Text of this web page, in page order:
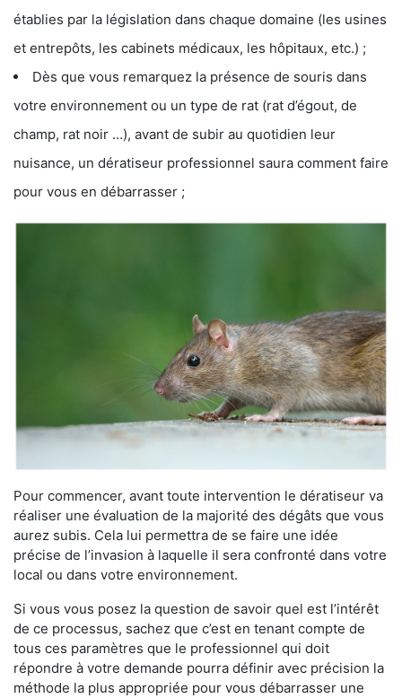
établies par la législation dans chaque domaine (les usines
et entrepôts, les cabinets médicaux, les hôpitaux, etc.) ;
Dès que vous remarquez la présence de souris dans
votre environnement ou un type de rat (rat d’égout, de
champ, rat noir …), avant de subir au quotidien leur
nuisance, un dératiseur professionnel saura comment faire
pour vous en débarrasser ;
Pour commencer, avant toute intervention le dératiseur va
réaliser une évaluation de la majorité des dégâts que vous
aurez subis. Cela lui permettra de se faire une idée
précise de l’invasion à laquelle il sera confronté dans votre
local ou dans votre environnement.
Si vous vous posez la question de savoir quel est l’intérêt
de ce processus, sachez que c’est en tenant compte de
tous ces paramètres que le professionnel qui doit
répondre à votre demande pourra définir avec précision la
méthode la plus appropriée pour vous débarrasser une